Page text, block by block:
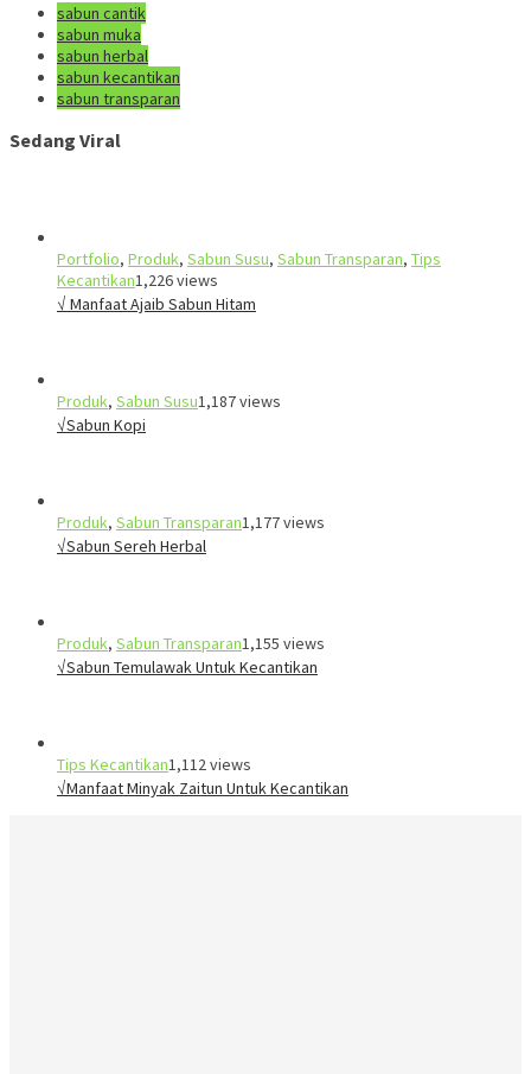
sabun cantik
sabun muka
sabun herbal
sabun kecantikan
sabun transparan
Sedang Viral
Portfolio, Produk, Sabun Susu, Sabun Transparan, Tips
Kecantikan1,226 views
√ Manfaat Ajaib Sabun Hitam
Produk, Sabun Susu1,187 views
√Sabun Kopi
Produk, Sabun Transparan1,177 views
√Sabun Sereh Herbal
Produk, Sabun Transparan1,155 views
√Sabun Temulawak Untuk Kecantikan
Tips Kecantikan1,112 views
√Manfaat Minyak Zaitun Untuk Kecantikan